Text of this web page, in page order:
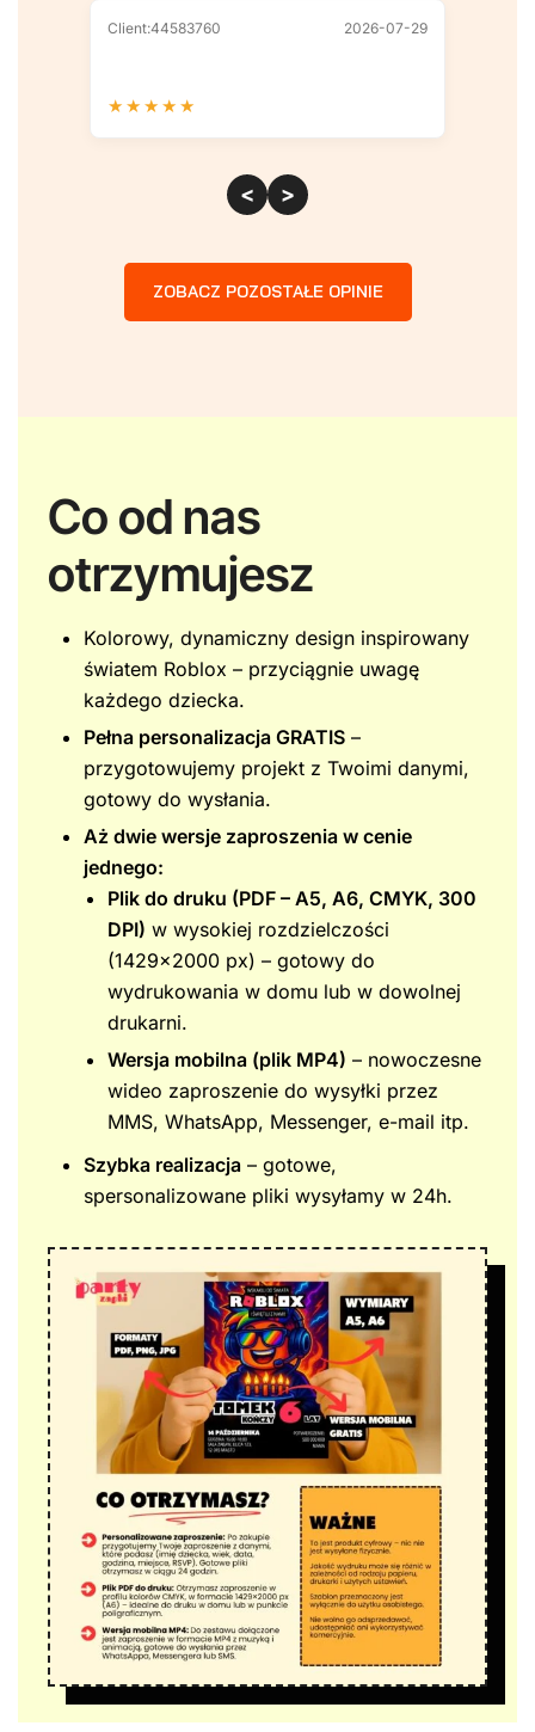
Client:44583760 2026-07-29
★ ★ ★ ★ ★
< >
ZOBACZ POZOSTAŁE OPINIE
Co od nas
otrzymujesz
Kolorowy, dynamiczny design inspirowany
światem Roblox – przyciągnie uwagę
każdego dziecka.
Pełna personalizacja GRATIS –
przygotowujemy projekt z Twoimi danymi,
gotowy do wysłania.
Aż dwie wersje zaproszenia w cenie
jednego:
Plik do druku (PDF – A5, A6, CMYK, 300
DPI) w wysokiej rozdzielczości
(1429×2000 px) – gotowy do
wydrukowania w domu lub w dowolnej
drukarni.
Wersja mobilna (plik MP4) – nowoczesne
wideo zaproszenie do wysyłki przez
MMS, WhatsApp, Messenger, e-mail itp.
Szybka realizacja – gotowe,
spersonalizowane pliki wysyłamy w 24h.